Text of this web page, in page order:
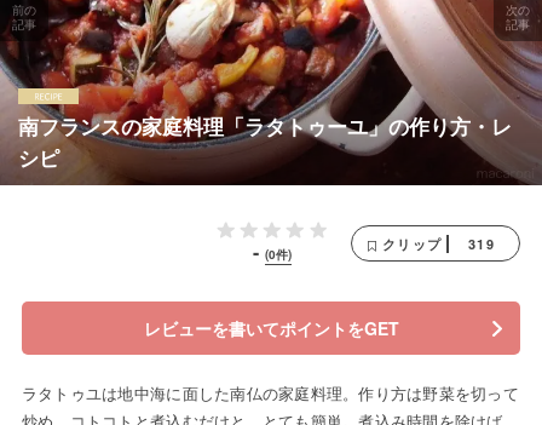
南フランスの家庭料理「ラタトゥーユ」の作り方・レ
シピ
前の
記事
次の
記事
- (0件)
クリップ 319
レビューを書いてポイントをGET
ラタトゥユは地中海に面した南仏の家庭料理。作り方は野菜を切って